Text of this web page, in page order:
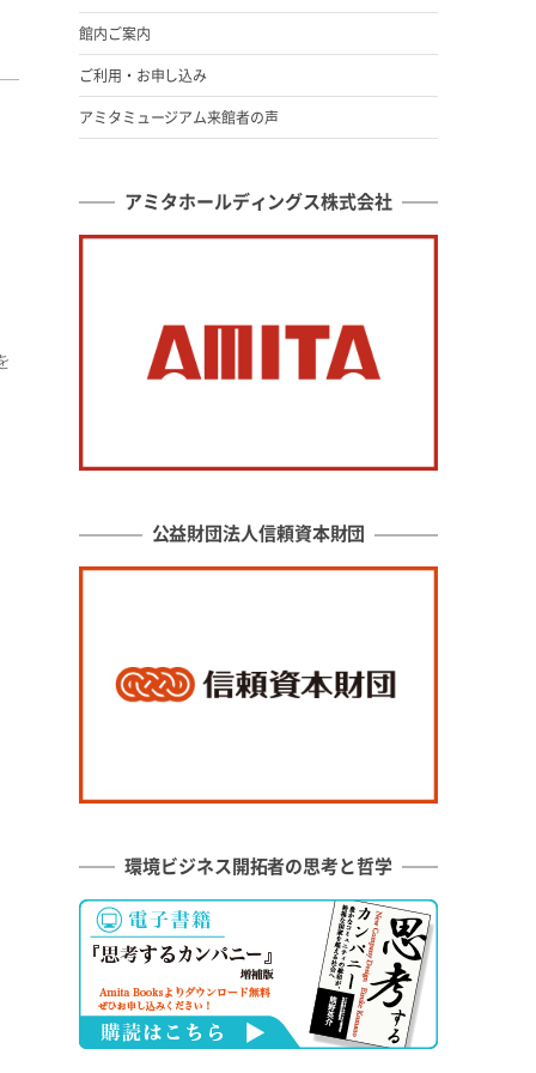
館内ご案内
ご利用・お申し込み
アミタミュージアム来館者の声
アミタホールディングス株式会社
公益財団法人信頼資本財団
環境ビジネス開拓者の思考と哲学